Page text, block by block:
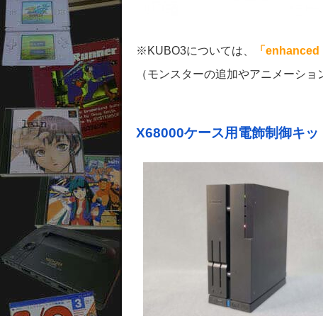
※KUBO3については、 「enhanced
（モンスターの追加やアニメーシ
X68000ケース用電飾制御キッ